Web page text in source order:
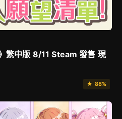
繁中版 8/11 Steam 發售 現
★ 88%